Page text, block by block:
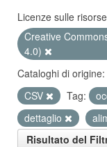
Licenze sulle
Creative
4.0)
Cataloghi di origine:
CSV
Tag:
dettaglio
Risultato del